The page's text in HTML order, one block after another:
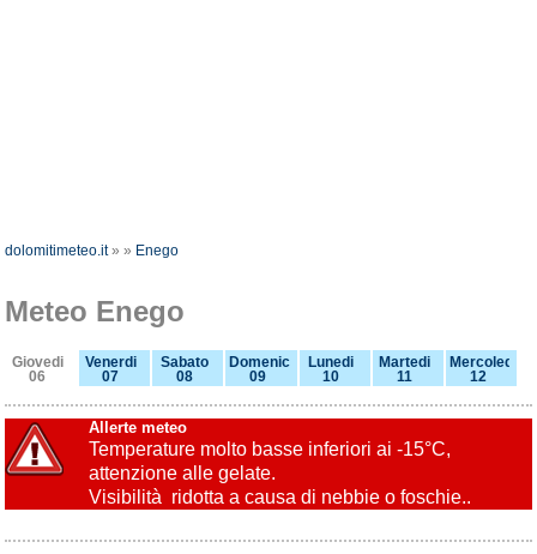
dolomitimeteo.it»» Enego
Meteo Enego
Giovedi
06
Venerdi
07
Sabato
08
Domenica
09
Lunedi
10
Martedi
11
Mercoledi
12
Allerte meteo
Temperature molto basse inferiori ai -15°C,
attenzione alle gelate.
Visibilità ridotta a causa di nebbie o foschie..